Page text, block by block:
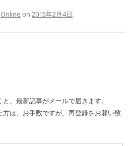
Online on 2015年2月4日.
、最新記事がメールで届きます。
方は、お手数ですが、再登録をお願い致